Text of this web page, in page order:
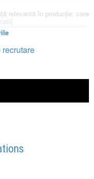
relevantă în producție, care